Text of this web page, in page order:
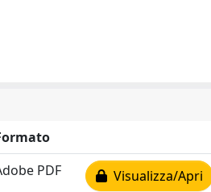
PDF Visualizza/Apri